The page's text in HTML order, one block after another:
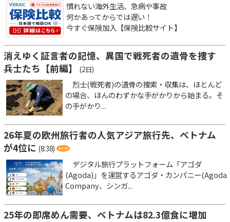
慣れない海外生活、急病や事故
何かあってからでは遅い！
今すぐ保険加入【保険比較サイト】
消えゆく証言者の記憶、異国で戦死者の遺骨を捜す
兵士たち【前編】
(2日)
烈士(戦死者)の遺骨の捜索・収集は、ほとんど
の場合、ほんのわずかな手がかりから始まる。そ
の手がかり...
26年夏の欧州旅行者の人気アジア旅行先、ベトナム
が4位に (8:38)
デジタル旅行プラットフォーム「アゴダ
(Agoda)」を運営するアゴダ・カンパニー(Agoda
Company、シンガ...
25年の即席めん需要、ベトナムは82.3億食に増加